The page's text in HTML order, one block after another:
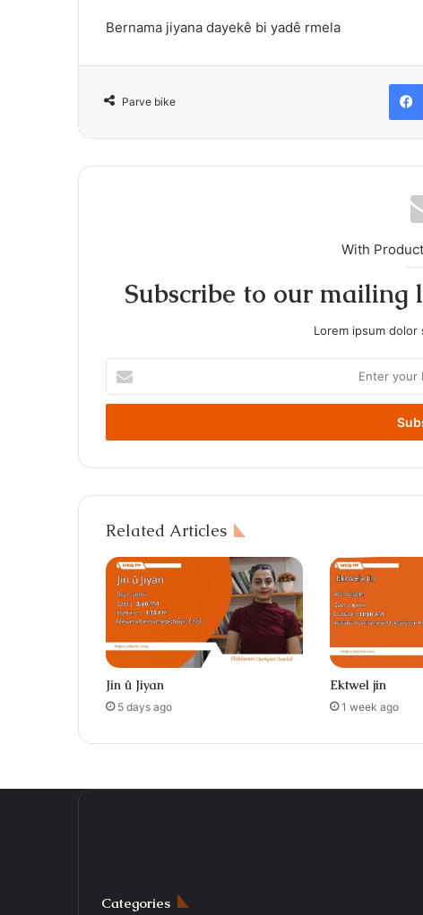
Bernama jiyana dayekê bi yadê rmela
Parve bike
With
Subscribe to our mailing
Lorem ipsum
your
Email
Related Articles
Jin û Jiyan
5 days ago
Ektwel jin
1 week ago
Categories